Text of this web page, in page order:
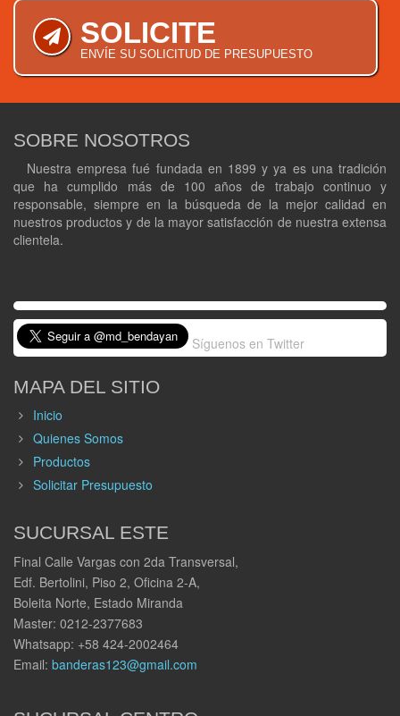
SOLICITE
ENVÍE SU SOLICITUD DE PRESUPUESTO
SOBRE NOSOTROS
Nuestra empresa fué fundada en 1899 y ya es una tradición
que ha cumplido más de 100 años de trabajo continuo y
responsable, siempre en la búsqueda de la mejor calidad en
nuestros productos y de la mayor satisfacción de nuestra extensa
clientela.
Síguenos en Twitter
MAPA DEL SITIO
Inicio
Quienes Somos
Productos
Solicitar Presupuesto
SUCURSAL ESTE
Final Calle Vargas con 2da Transversal,
Edf. Bertolini, Piso 2, Oficina 2-A,
Boleita Norte, Estado Miranda
Master: 0212-2377683
Whatsapp: +58 424-2002464
Email: banderas123@gmail.com